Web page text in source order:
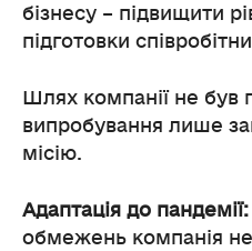
бізнесу – підвищити
підготовки
Шлях компанії не був
випробування лише
місію.
Адаптація до пандемії:
обмежень компанія